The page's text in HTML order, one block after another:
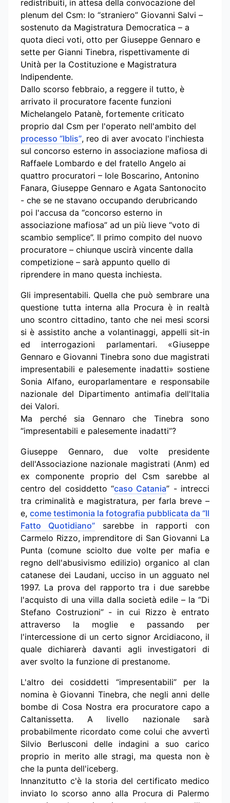
redistribuiti, in attesa della convocazione del
plenum del Csm: lo “straniero” Giovanni Salvi –
sostenuto da Magistratura Democratica – a
quota dieci voti, otto per Giuseppe Gennaro e
sette per Gianni Tinebra, rispettivamente di
Unità per la Costituzione e Magistratura
Indipendente.
Dallo scorso febbraio, a reggere il tutto, è
arrivato il procuratore facente funzioni
Michelangelo Patanè, fortemente criticato
proprio dal Csm per l'operato nell'ambito del
processo “Iblis”, reo di aver avocato l'inchiesta
sul concorso esterno in associazione mafiosa di
Raffaele Lombardo e del fratello Angelo ai
quattro procuratori – Iole Boscarino, Antonino
Fanara, Giuseppe Gennaro e Agata Santonocito
- che se ne stavano occupando derubricando
poi l'accusa da “concorso esterno in
associazione mafiosa” ad un più lieve “voto di
scambio semplice”. Il primo compito del nuovo
procuratore – chiunque uscirà vincente dalla
competizione – sarà appunto quello di
riprendere in mano questa inchiesta.
Gli impresentabili. Quella che può sembrare una
questione tutta interna alla Procura è in realtà
uno scontro cittadino, tanto che nei mesi scorsi
si è assistito anche a volantinaggi, appelli sit-in
ed interrogazioni parlamentari. «Giuseppe
Gennaro e Giovanni Tinebra sono due magistrati
impresentabili e palesemente inadatti» sostiene
Sonia Alfano, europarlamentare e responsabile
nazionale del Dipartimento antimafia dell'Italia
dei Valori.
Ma perché sia Gennaro che Tinebra sono
“impresentabili e palesemente inadatti”?
Giuseppe Gennaro, due volte presidente
dell'Associazione nazionale magistrati (Anm) ed
ex componente proprio del Csm sarebbe al
centro del cosiddetto “caso Catania” - intrecci
tra criminalità e magistratura, per farla breve –
e, come testimonia la fotografia pubblicata da “Il
Fatto Quotidiano”sarebbe in rapporti con
Carmelo Rizzo, imprenditore di San Giovanni La
Punta (comune sciolto due volte per mafia e
regno dell'abusivismo edilizio) organico al clan
catanese dei Laudani, ucciso in un agguato nel
1997. La prova del rapporto tra i due sarebbe
l'acquisto di una villa dalla società edile – la “Di
Stefano Costruzioni” - in cui Rizzo è entrato
attraverso la moglie e passando per
l'intercessione di un certo signor Arcidiacono, il
quale dichiarerà davanti agli investigatori di
aver svolto la funzione di prestanome.
L'altro dei cosiddetti “impresentabili” per la
nomina è Giovanni Tinebra, che negli anni delle
bombe di Cosa Nostra era procuratore capo a
Caltanissetta. A livello nazionale sarà
probabilmente ricordato come colui che avvertì
Silvio Berlusconi delle indagini a suo carico
proprio in merito alle stragi, ma questa non è
che la punta dell'iceberg.
Innanzitutto c'è la storia del certificato medico
inviato lo scorso anno alla Procura di Palermo